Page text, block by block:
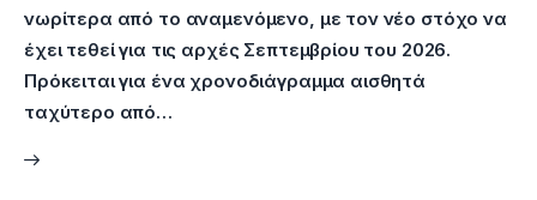
νωρίτερα από το αναμενόμενο, με τον νέο στόχο να
έχει τεθεί για τις αρχές Σεπτεμβρίου του 2026.
Πρόκειται για ένα χρονοδιάγραμμα αισθητά
ταχύτερο από…